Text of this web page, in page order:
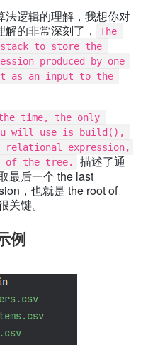
法逻辑的理解，我想你对
的非常深刻了，
The
to store the
produced by one
as an input to the
time, the only
will use is build(),
expression,
of the tree.
描述了通
最后一个 the last
，也就是 the root of
关键。
例